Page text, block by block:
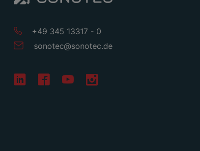
+49 345 13317 - 0
sonotec@sonotec.de